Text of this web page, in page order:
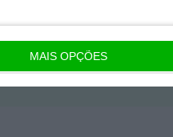
MAIS OPÇÕES
Assine já
Veja todos os planos